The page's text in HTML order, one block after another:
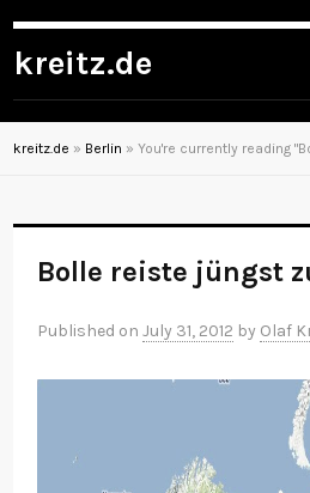
kreitz.de
kreitz.de » Berlin » You're currently reading
Bolle reiste jüngst
Published onJuly 31, 2012 by Olaf